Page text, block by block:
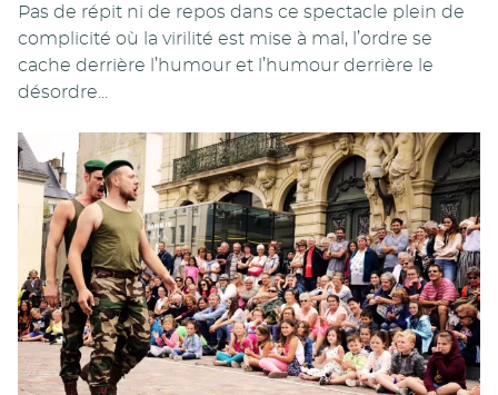
Pas de répit ni de repos dans ce spectacle plein de
complicité où la virilité est mise à mal, l’ordre se
cache derrière l’humour et l’humour derrière le
désordre...